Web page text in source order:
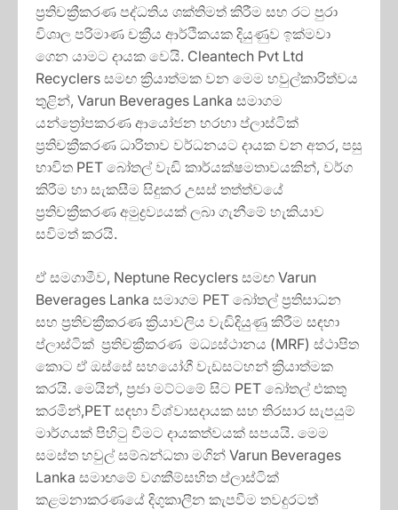
ප්‍රතිචක්‍රීකරණ පද්ධතිය ශක්තිමත් කිරීම සහ රට පුරා
විශාල පරිමාණ චක්‍රීය ආර්ථිකයක දියුණුව ඉක්මවා
ගෙන යාමට දායක වෙයි. Cleantech Pvt Ltd
Recyclers සමඟ ක්‍රියාත්මක වන මෙම හවුල්කාරිත්වය
තුළින්, Varun Beverages Lanka සමාගම
යන්ත්‍රෝපකරණ ආයෝජන හරහා ප්ලාස්ටික්
ප්‍රතිචක්‍රීකරණ ධාරිතාව වර්ධනයට දායක වන අතර, පසු
භාවිත PET බෝතල් වැඩි කාර්යක්ෂමතාවයකින්, වර්ග
කිරීම හා සැකසීම සිදුකර උසස් තත්ත්වයේ
ප්‍රතිචක්‍රීකරණ අමුද්‍රව්‍යයක් ලබා ගැනීමේ හැකියාව
සවිමත් කරයි.
ඒ සමගාමීව, Neptune Recyclers සමඟ Varun
Beverages Lanka සමාගම PET බෝතල් ප්‍රතිසාධන
සහ ප්‍රතිචක්‍රීකරණ ක්‍රියාවලිය වැඩිදියුණු කිරීම සඳහා
ප්ලාස්ටික් ප්‍රතිචක්‍රීකරණ මධ්‍යස්ථානය (MRF) ස්ථාපිත
කොට ඒ ඔස්සේ සහයෝගී වැඩසටහන් ක්‍රියාත්මක
කරයි. මෙයින්, ප්‍රජා මට්ටමේ සිට PET බෝතල් එකතු
කරමින්,PET සඳහා විශ්වාසදායක සහ තිරසාර සැපයුම්
මාර්ගයක් පිහිටු වීමට දායකත්වයක් සපයයි. මෙම
සමස්ත හවුල් සම්බන්ධතා මගින් Varun Beverages
Lanka සමාඟමේ වගකීම්සහිත ප්ලාස්ටික්
කළමනාකරණයේ දිගුකාලීන කැපවීම තවදුරටත්